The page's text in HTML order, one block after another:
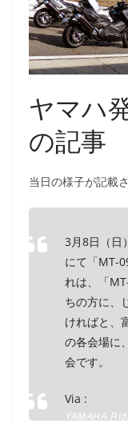
ヤマハ
の記事
当日の様子が記載
3月8日（日
にて「MT-
れは、「
ちの方に、
ければと、
の各会場に
会です。
Via :
YAMAHA